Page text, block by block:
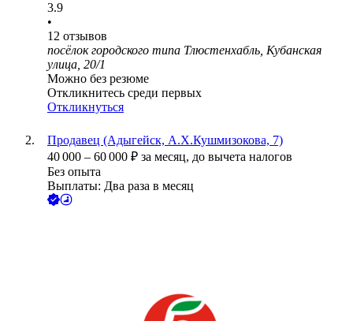
3.9
•
12 отзывов
посёлок городского типа Тлюстенхабль, Кубанская
улица, 20/1
Можно без резюме
Откликнитесь среди первых
Откликнуться
Продавец (Адыгейск, А.Х.Кушмизокова, 7)
40 000 – 60 000 ₽ за месяц, до вычета налогов
Без опыта
Выплаты: Два раза в месяц